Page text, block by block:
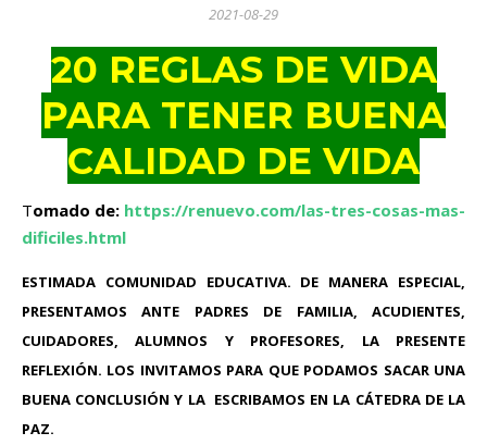
2021-08-29
20 REGLAS DE VIDA
PARA TENER BUENA
CALIDAD DE VIDA
Tomado de: https://renuevo.com/las-tres-cosas-mas-
dificiles.html
ESTIMADA COMUNIDAD EDUCATIVA. DE MANERA ESPECIAL,
PRESENTAMOS ANTE PADRES DE FAMILIA, ACUDIENTES,
CUIDADORES, ALUMNOS Y PROFESORES, LA PRESENTE
REFLEXIÓN. LOS INVITAMOS PARA QUE PODAMOS SACAR UNA
BUENA CONCLUSIÓN Y LA ESCRIBAMOS EN LA CÁTEDRA DE LA
PAZ.